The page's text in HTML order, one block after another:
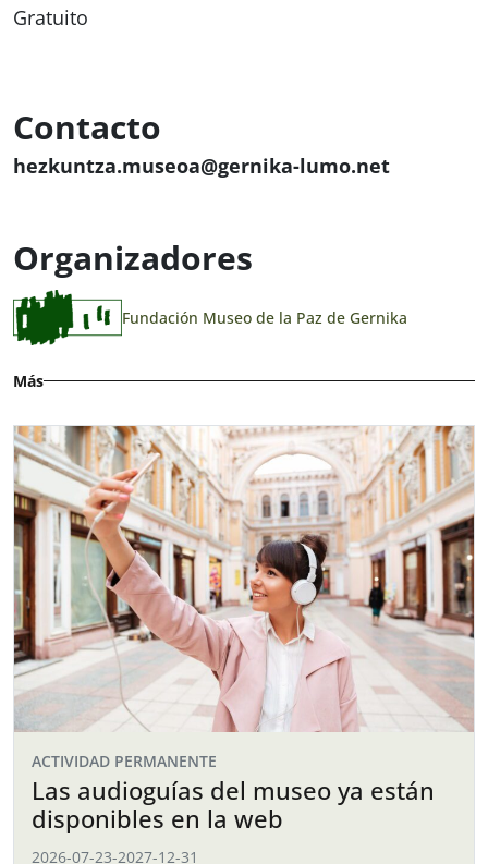
Gratuito
Contacto
hezkuntza.museoa@gernika-lumo.net
Organizadores
Fundación Museo de la Paz de Gernika
Más
ACTIVIDAD PERMANENTE
Las audioguías del museo ya están
disponibles en la web
2026-07-23-2027-12-31